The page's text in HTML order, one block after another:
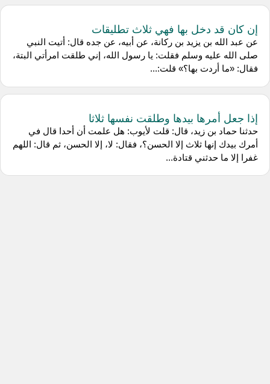
إن كان قد دخل بها فهي ثلاث تطليقات
عن عبد الله بن يزيد بن ركانة، عن أبيه، عن جده قال: أتيت النبي
صلى الله عليه وسلم فقلت: يا رسول الله، إني طلقت امرأتي البتة،
فقال: «ما أردت بها؟» قلت:...
إذا جعل أمرها بيدها وطلقت نفسها ثلاثا
حدثنا حماد بن زيد، قال: قلت لأيوب: هل علمت أن أحدا قال في
أمرك بيدك إنها ثلاث إلا الحسن؟، فقال: لا، إلا الحسن، ثم قال: اللهم
غفرا إلا ما حدثني قتادة...